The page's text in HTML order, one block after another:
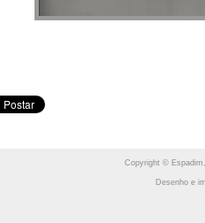
Copyright ©
Desenho e